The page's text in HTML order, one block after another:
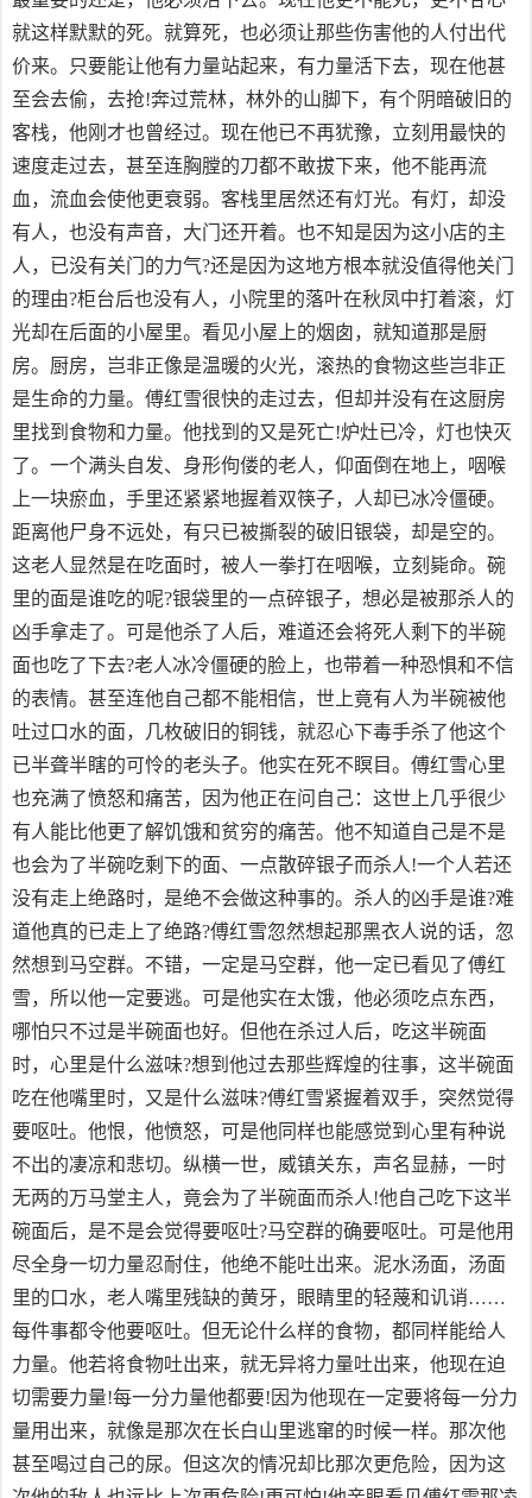
就这样默默的死。就算死，也必须让那些伤害他的人付出代
价来。只要能让他有力量站起来，有力量活下去，现在他甚
至会去偷，去抢!奔过荒林，林外的山脚下，有个阴暗破旧的
客栈，他刚才也曾经过。现在他已不再犹豫，立刻用最快的
速度走过去，甚至连胸膛的刀都不敢拔下来，他不能再流
血，流血会使他更衰弱。客栈里居然还有灯光。有灯，却没
有人，也没有声音，大门还开着。也不知是因为这小店的主
人，已没有关门的力气?还是因为这地方根本就没值得他关门
的理由?柜台后也没有人，小院里的落叶在秋凤中打着滚，灯
光却在后面的小屋里。看见小屋上的烟囱，就知道那是厨
房。厨房，岂非正像是温暖的火光，滚热的食物这些岂非正
是生命的力量。傅红雪很快的走过去，但却并没有在这厨房
里找到食物和力量。他找到的又是死亡!炉灶已冷，灯也快灭
了。一个满头自发、身形佝偻的老人，仰面倒在地上，咽喉
上一块瘀血，手里还紧紧地握着双筷子，人却已冰冷僵硬。
距离他尸身不远处，有只已被撕裂的破旧银袋，却是空的。
这老人显然是在吃面时，被人一拳打在咽喉，立刻毙命。碗
里的面是谁吃的呢?银袋里的一点碎银子，想必是被那杀人的
凶手拿走了。可是他杀了人后，难道还会将死人剩下的半碗
面也吃了下去?老人冰冷僵硬的脸上，也带着一种恐惧和不信
的表情。甚至连他自己都不能相信，世上竟有人为半碗被他
吐过口水的面，几枚破旧的铜钱，就忍心下毒手杀了他这个
已半聋半瞎的可怜的老头子。他实在死不瞑目。傅红雪心里
也充满了愤怒和痛苦，因为他正在问自己：这世上几乎很少
有人能比他更了解饥饿和贫穷的痛苦。他不知道自己是不是
也会为了半碗吃剩下的面、一点散碎银子而杀人!一个人若还
没有走上绝路时，是绝不会做这种事的。杀人的凶手是谁?难
道他真的已走上了绝路?傅红雪忽然想起那黑衣人说的话，忽
然想到马空群。不错，一定是马空群，他一定已看见了傅红
雪，所以他一定要逃。可是他实在太饿，他必须吃点东西，
哪怕只不过是半碗面也好。但他在杀过人后，吃这半碗面
时，心里是什么滋味?想到他过去那些辉煌的往事，这半碗面
吃在他嘴里时，又是什么滋味?傅红雪紧握着双手，突然觉得
要呕吐。他恨，他愤怒，可是他同样也能感觉到心里有种说
不出的凄凉和悲切。纵横一世，威镇关东，声名显赫，一时
无两的万马堂主人，竟会为了半碗面而杀人!他自己吃下这半
碗面后，是不是会觉得要呕吐?马空群的确要呕吐。可是他用
尽全身一切力量忍耐住，他绝不能吐出来。泥水汤面，汤面
里的口水，老人嘴里残缺的黄牙，眼睛里的轻蔑和讥诮……
每件事都令他要呕吐。但无论什么样的食物，都同样能给人
力量。他若将食物吐出来，就无异将力量吐出来，他现在迫
切需要力量!每一分力量他都要!因为他现在一定要将每一分力
量用出来，就像是那次在长白山里逃窜的时候一样。那次他
甚至喝过自己的尿。但这次的情况却比那次更危险，因为这